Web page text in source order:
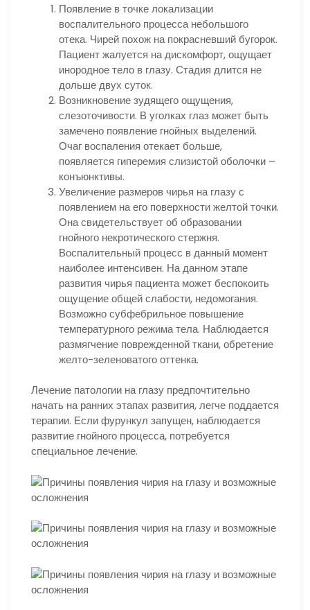
Появление в точке локализации
воспалительного процесса небольшого
отека. Чирей похож на покрасневший бугорок.
Пациент жалуется на дискомфорт, ощущает
инородное тело в глазу. Стадия длится не
дольше двух суток.
Возникновение зудящего ощущения,
слезоточивости. В уголках глаз может быть
замечено появление гнойных выделений.
Очаг воспаления отекает больше,
появляется гиперемия слизистой оболочки –
конъюнктивы.
Увеличение размеров чирья на глазу с
появлением на его поверхности желтой точки.
Она свидетельствует об образовании
гнойного некротического стержня.
Воспалительный процесс в данный момент
наиболее интенсивен. На данном этапе
развития чирья пациента может беспокоить
ощущение общей слабости, недомогания.
Возможно субфебрильное повышение
температурного режима тела. Наблюдается
размягчение поврежденной ткани, обретение
желто-зеленоватого оттенка.
Лечение патологии на глазу предпочтительно
начать на ранних этапах развития, легче поддается
терапии. Если фурункул запущен, наблюдается
развитие гнойного процесса, потребуется
специальное лечение.